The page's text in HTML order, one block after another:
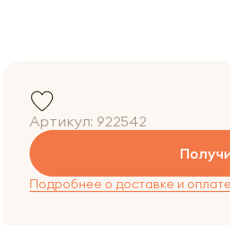
Артикул: 922542
Подробнее о доставке и оплате